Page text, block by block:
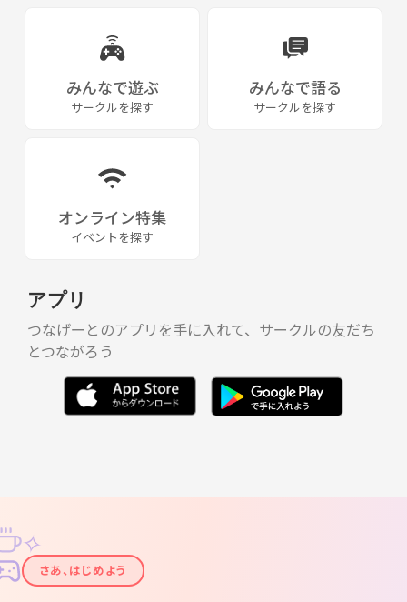
みんなで遊ぶ
サークルを探す
みんなで語る
サークルを探す
オンライン特集
イベントを探す
アプリ
つなげーとのアプリを手に入れて、サークルの友だち
とつながろう
✦
✧
さあ、はじめよう